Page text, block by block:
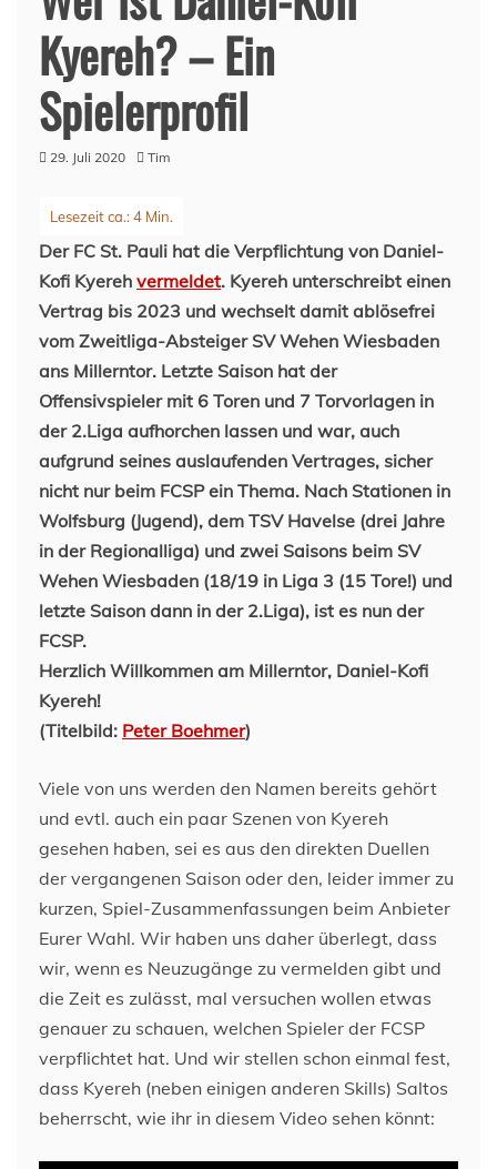
Kyereh? – Ein
Spielerprofil
29. Juli 2020 Tim
Der FC St. Pauli hat die Verpflichtung von Daniel-
Kofi Kyereh vermeldet. Kyereh unterschreibt einen
Vertrag bis 2023 und wechselt damit ablösefrei
vom Zweitliga-Absteiger SV Wehen Wiesbaden
ans Millerntor. Letzte Saison hat der
Offensivspieler mit 6 Toren und 7 Torvorlagen in
der 2.Liga aufhorchen lassen und war, auch
aufgrund seines auslaufenden Vertrages, sicher
nicht nur beim FCSP ein Thema. Nach Stationen in
Wolfsburg (Jugend), dem TSV Havelse (drei Jahre
in der Regionalliga) und zwei Saisons beim SV
Wehen Wiesbaden (18/19 in Liga 3 (15 Tore!) und
letzte Saison dann in der 2.Liga), ist es nun der
FCSP.
Herzlich Willkommen am Millerntor, Daniel-Kofi
Kyereh!
(Titelbild: Peter Boehmer)
Viele von uns werden den Namen bereits gehört
und evtl. auch ein paar Szenen von Kyereh
gesehen haben, sei es aus den direkten Duellen
der vergangenen Saison oder den, leider immer zu
kurzen, Spiel-Zusammenfassungen beim Anbieter
Eurer Wahl. Wir haben uns daher überlegt, dass
wir, wenn es Neuzugänge zu vermelden gibt und
die Zeit es zulässt, mal versuchen wollen etwas
genauer zu schauen, welchen Spieler der FCSP
verpflichtet hat. Und wir stellen schon einmal fest,
dass Kyereh (neben einigen anderen Skills) Saltos
beherrscht, wie ihr in diesem Video sehen könnt: